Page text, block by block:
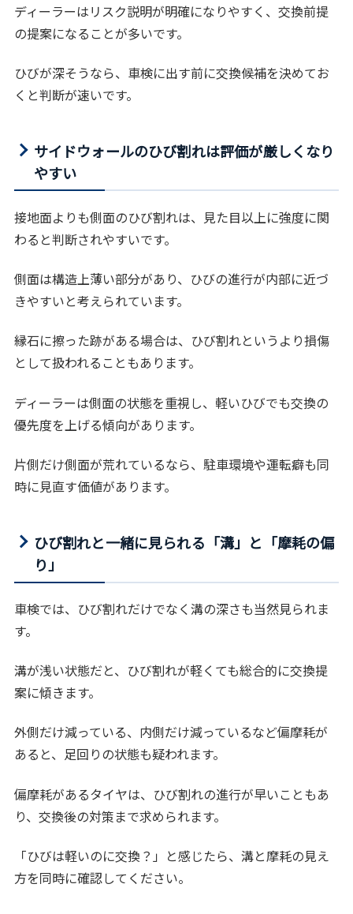
ディーラーはリスク説明が明確になりやすく、交換前提
の提案になることが多いです。
ひびが深そうなら、車検に出す前に交換候補を決めてお
くと判断が速いです。
サイドウォールのひび割れは評価が厳しくなり
やすい
接地面よりも側面のひび割れは、見た目以上に強度に関
わると判断されやすいです。
側面は構造上薄い部分があり、ひびの進行が内部に近づ
きやすいと考えられています。
縁石に擦った跡がある場合は、ひび割れというより損傷
として扱われることもあります。
ディーラーは側面の状態を重視し、軽いひびでも交換の
優先度を上げる傾向があります。
片側だけ側面が荒れているなら、駐車環境や運転癖も同
時に見直す価値があります。
ひび割れと一緒に見られる「溝」と「摩耗の偏
り」
車検では、ひび割れだけでなく溝の深さも当然見られま
す。
溝が浅い状態だと、ひび割れが軽くても総合的に交換提
案に傾きます。
外側だけ減っている、内側だけ減っているなど偏摩耗が
あると、足回りの状態も疑われます。
偏摩耗があるタイヤは、ひび割れの進行が早いこともあ
り、交換後の対策まで求められます。
「ひびは軽いのに交換？」と感じたら、溝と摩耗の見え
方を同時に確認してください。